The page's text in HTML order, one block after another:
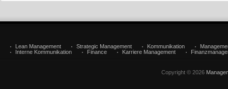
Lean Management Strategic Management Kommunikation
Interne Kommunikation
Finance Karriere Management
Copyright © 2026